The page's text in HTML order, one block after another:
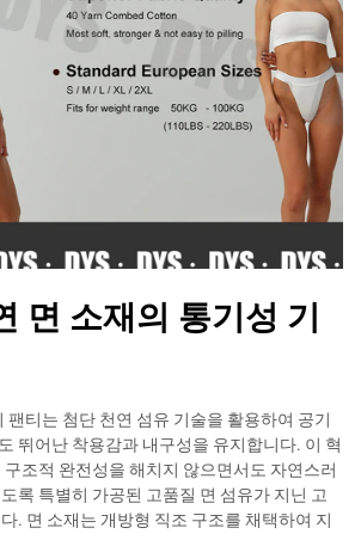
면 소재의 통기성 기
팬티는 첨단 천연 섬유 기술을 활용하여 공기
뛰어난 착용감과 내구성을 유지합니다. 이 혁
조적 완전성을 해치지 않으면서도 자연스러
록 특별히 가공된 고품질 면 섬유가 지닌 고
. 면 소재는 개방형 직조 구조를 채택하여 지